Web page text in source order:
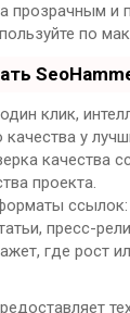
прозрачным и
по
клик,
у
качества
проекта.
пресс-
где рост